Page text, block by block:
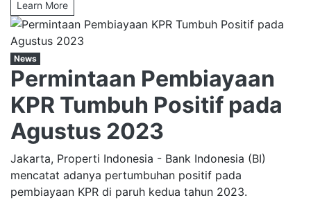
Learn More
News
Permintaan Pembiayaan
KPR Tumbuh Positif pada
Agustus 2023
Jakarta, Properti Indonesia - Bank Indonesia (BI)
mencatat adanya pertumbuhan positif pada
pembiayaan KPR di paruh kedua tahun 2023.